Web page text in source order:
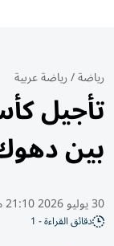
رياضة/رياضة عربية
تأجيل
بين
30 يوليو 2026 21:10 مساء
دقائق القراءة - 1